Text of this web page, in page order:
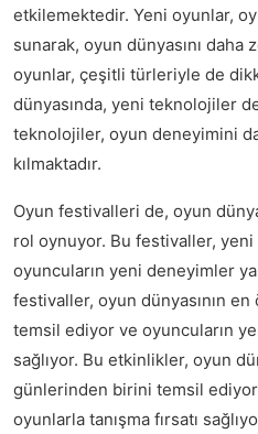
etkilemektedir. Yeni oyunlar,
sunarak, oyun dünyasını daha
oyunlar, çeşitli türleriyle de
dünyasında, yeni teknolojiler
teknolojiler, oyun deneyimini
kılmaktadır.
Oyun festivalleri de, oyun
rol oynuyor. Bu festivaller, yeni
oyuncuların yeni deneyimler
festivaller, oyun dünyasının
temsil ediyor ve oyuncuların
sağlıyor. Bu etkinlikler, oyun
günlerinden birini temsil
oyunlarla tanışma fırsatı